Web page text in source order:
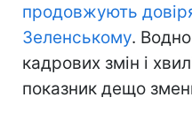
продовжують
Зеленському.
кадрових змін і
показник дещо